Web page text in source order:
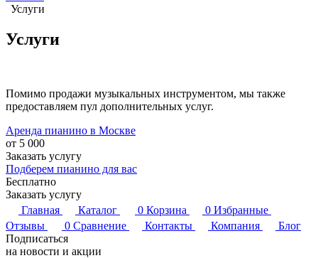
Услуги
Услуги
Помимо продажи музыкальных инструментом, мы также
предоставляем пул дополнительных услуг.
Аренда пианино в Москве
от 5 000
Заказать услугу
Подберем пианино для вас
Бесплатно
Заказать услугу
Главная
Каталог 0 Корзина 0 Избранные
Отзывы
0 Сравнение Контакты Компания
Блог
Подписаться
на новости и акции